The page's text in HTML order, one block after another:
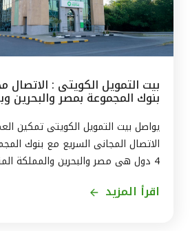
بيت التمويل الكويتى : الاتصال
بنوك المجموعة بمصر والبحرين
وتركيا
يواصل بيت التمويل الكويتى تمكين
الاتصال المجانى السريع مع بنوك
4 دول هى مصر والبحرين والمملكة
اقرأ المزيد